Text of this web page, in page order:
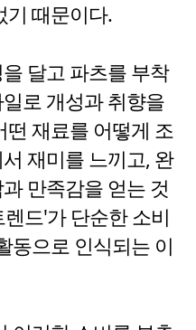
기 때문이다.
달고 파츠를 부착
로 개성과 취향을
재료를 어떻게 조
재미를 느끼고, 완
만족감을 얻는 것
드'가 단순한 소비
동으로 인식되는 이